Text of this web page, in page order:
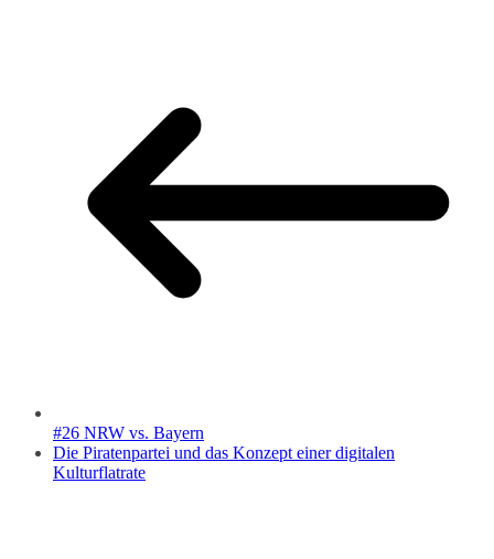
#26 NRW vs. Bayern
Die Piratenpartei und das Konzept einer digitalen
Kulturflatrate